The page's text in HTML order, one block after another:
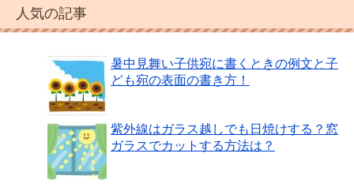
人気の記事
暑中見舞い子供宛に書くときの例文と子
ども宛の表面の書き方！
紫外線はガラス越しでも日焼けする？窓
ガラスでカットする方法は？